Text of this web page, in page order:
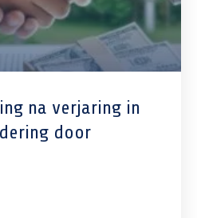
na verjaring in
door